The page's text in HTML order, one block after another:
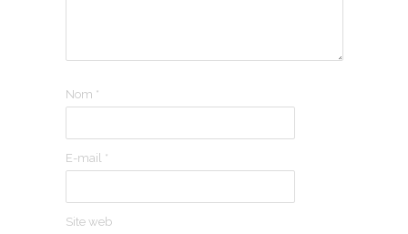
Nom *
E-mail *
Site web